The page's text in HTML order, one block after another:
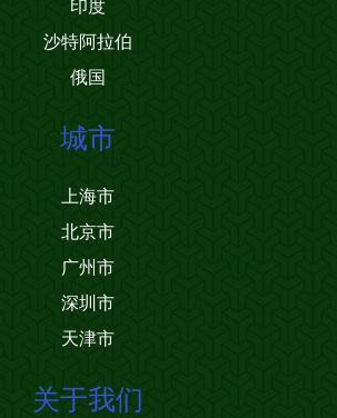
印度
沙特阿拉伯
俄国
城市
上海市
北京市
广州市
深圳市
天津市
关于我们